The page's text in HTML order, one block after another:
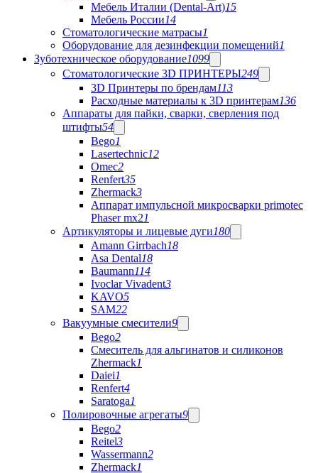
Мебель Италии (Dental-Art)15
Мебель России14
Стоматологические матрасы1
Оборудование для дезинфекции помещений1
Зуботехническое оборудование1099
Стоматологические 3D ПРИНТЕРЫ249
3D Принтеры по брендам113
Расходные материалы к 3D принтерам136
Аппараты для пайки, сварки, сверления под
штифты54
Bego1
Lasertechnic12
Omec2
Renfert35
Zhermack3
Аппарат импульсной микросварки primotec
Phaser mx21
Артикуляторы и лицевые дуги180
Amann Girrbach18
Asa Dental18
Baumann114
Ivoclar Vivadent3
KAVO5
SAM22
Вакуумные смесители9
Bego2
Cмеситель для альгинатов и силиконов
Zhermack1
Daiei1
Renfert4
Saratoga1
Полировочные агрегаты9
Bego2
Reitel3
Wassermann2
Zhermack1